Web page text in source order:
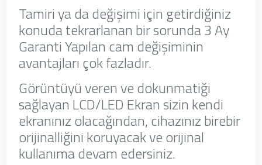
Tamiri ya da değişimi için getirdiğiniz
konuda tekrarlanan bir sorunda 3 Ay
Garanti Yapılan cam değişiminin
avantajları çok fazladır.
Görüntüyü veren ve dokunmatiği
sağlayan LCD/LED Ekran sizin kendi
ekranınız olacağından, cihazınız birebir
orijinalliğini koruyacak ve orijinal
kullanıma devam edersiniz.